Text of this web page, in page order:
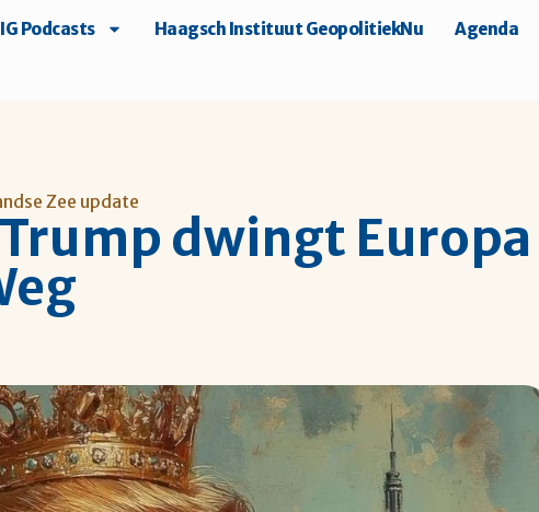
Podcasts Haagsch Instituut GeopolitiekNu Agenda
Zee update
dwingt Europa